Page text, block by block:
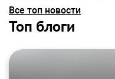
Все топ новости
Топ блоги